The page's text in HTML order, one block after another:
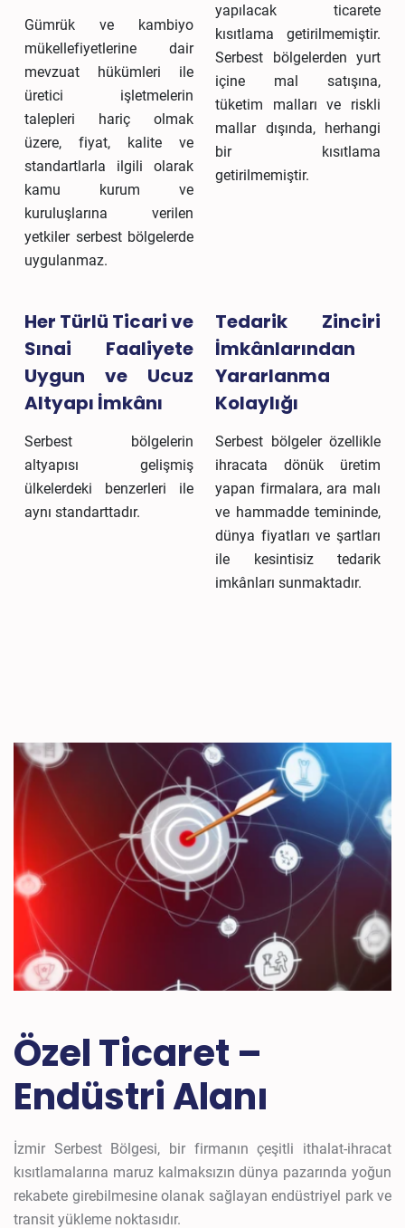
Gümrük ve kambiyo
mükellefiyetlerine dair
mevzuat hükümleri ile
üretici işletmelerin
talepleri hariç olmak
üzere, fiyat, kalite ve
standartlarla ilgili olarak
kamu kurum ve
kuruluşlarına verilen
yetkiler serbest bölgelerde
uygulanmaz.
yapılacak ticarete
kısıtlama getirilmemiştir.
Serbest bölgelerden yurt
içine mal satışına,
tüketim malları ve riskli
mallar dışında, herhangi
bir kısıtlama
getirilmemiştir.
Her Türlü Ticari ve
Sınai Faaliyete
Uygun ve Ucuz
Altyapı İmkânı
Serbest bölgelerin
altyapısı gelişmiş
ülkelerdeki benzerleri ile
aynı standarttadır.
Tedarik Zinciri
İmkânlarından
Yararlanma
Kolaylığı
Serbest bölgeler özellikle
ihracata dönük üretim
yapan firmalara, ara malı
ve hammadde temininde,
dünya fiyatları ve şartları
ile kesintisiz tedarik
imkânları sunmaktadır.
Özel Ticaret –
Endüstri Alanı
İzmir Serbest Bölgesi, bir firmanın çeşitli ithalat-ihracat
kısıtlamalarına maruz kalmaksızın dünya pazarında yoğun
rekabete girebilmesine olanak sağlayan endüstriyel park ve
transit yükleme noktasıdır.